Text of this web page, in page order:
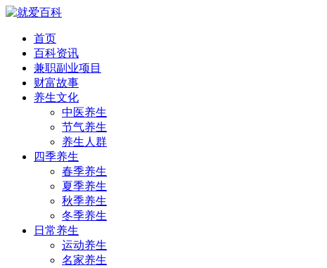
首页
百科资讯
兼职副业项目
财富故事
养生文化
中医养生
节气养生
养生人群
四季养生
春季养生
夏季养生
秋季养生
冬季养生
日常养生
运动养生
名家养生